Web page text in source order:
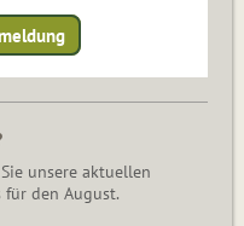
unsere aktuellen
den August.